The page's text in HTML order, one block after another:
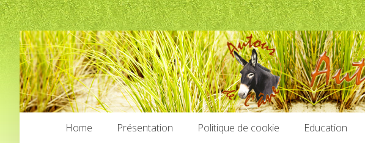
Home
Présentation
Politique de cookie
Education